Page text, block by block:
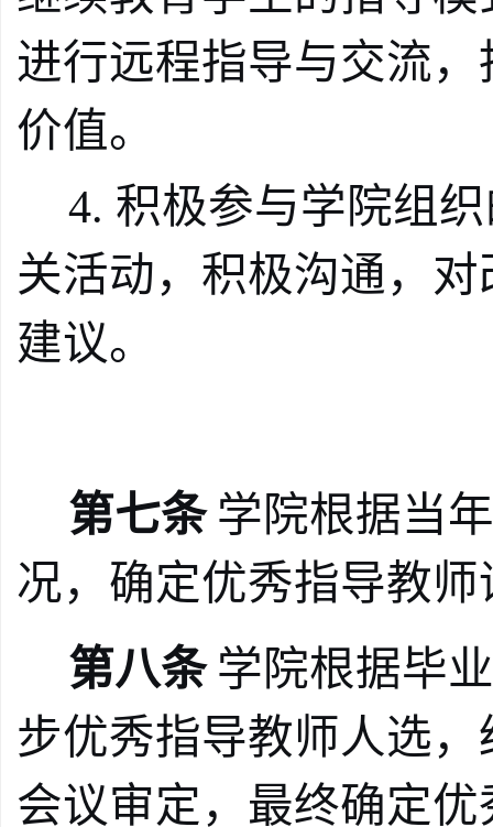
进行远程指导与交流
价值。
4. 积极参与学院组
关活动，积极沟通，
建议。
第七条 学院根据当
况，确定优秀指导教
第八条 学院根据毕
步优秀指导教师人选
会议审定，最终确定